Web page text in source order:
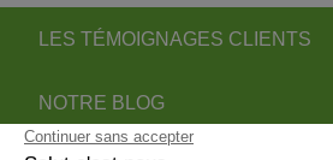
LES TÉMOIGNAGES CLIENTS
NOTRE BLOG